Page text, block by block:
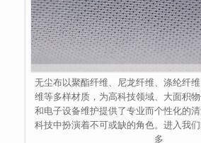
无尘布以聚酯纤维、尼龙纤维、涤纶纤
维等多样材质，为高科技领域、大面积
和电子设备维护提供了专业而个性化的
科技中扮演着不可或缺的角色。进入我
多